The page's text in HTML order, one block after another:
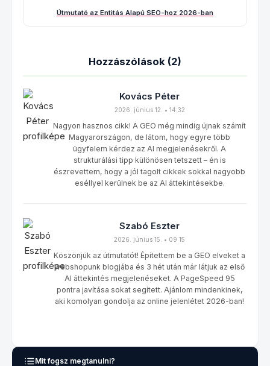
Útmutató az Entitás Alapú SEO-hoz 2026-ban
Hozzászólások (2)
Kovács Péter
2026. június 12. • 14:32
Nagyon hasznos cikk! A GEO még mindig újnak számít
Magyarországon, de látom, hogy egyre több
ügyfelem kérdez az AI megjelenésekről. A
strukturálási tipp különösen tetszett – én is
észrevettem, hogy a jól tagolt cikkek sokkal nagyobb
eséllyel kerülnek be az AI áttekintésekbe.
Szabó Eszter
2026. június 15. • 09:15
Köszönjük az útmutatót! Építettem be a GEO elveket a
webshopunk blogjába és 3 hét után már látjuk az első
AI áttekintés megjelenéseket. A PageSpeed 95
pontra javítása sokat segített. Ajánlom mindenkinek,
aki komolyan gondolja az online jelenlétet 2026-ban!
Mit fogsz megtanulni?